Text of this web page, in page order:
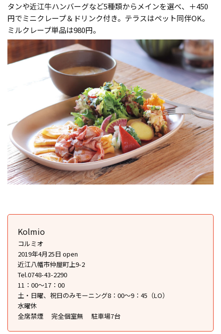
タンや近江牛ハンバーグなど5種類からメインを選べ、＋450
円でミニクレープ＆ドリンク付き。テラスはペット同伴OK。
ミルクレープ単品は980円。
Kolmio
コルミオ
2019年4月25日 open
近江八幡市仲屋町上9-2
Tel.0748-43-2290
11：00～17：00
土・日曜、祝日のみモーニング8：00～9：45（LO）
水曜休
全席禁煙
完全個室無 駐車場7台